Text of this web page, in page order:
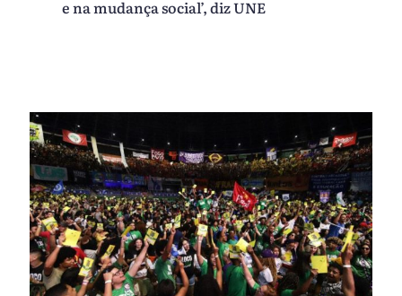
e na mudança social’, diz UNE